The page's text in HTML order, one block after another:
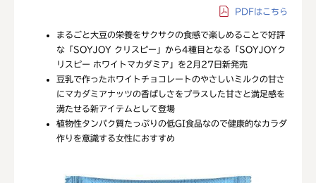
PDFはこちら
まるごと大豆の栄養をサクサクの食感で楽しめることで好評
な「SOYJOY クリスピー」から4種目となる「SOYJOYク
リスピー ホワイトマカダミア」を2月27日新発売
豆乳で作ったホワイトチョコレートのやさしいミルクの甘さ
にマカダミアナッツの香ばしさをプラスした甘さと満足感を
満たせる新アイテムとして登場
植物性タンパク質たっぷりの低GI食品なので健康的なカラダ
作りを意識する女性におすすめ